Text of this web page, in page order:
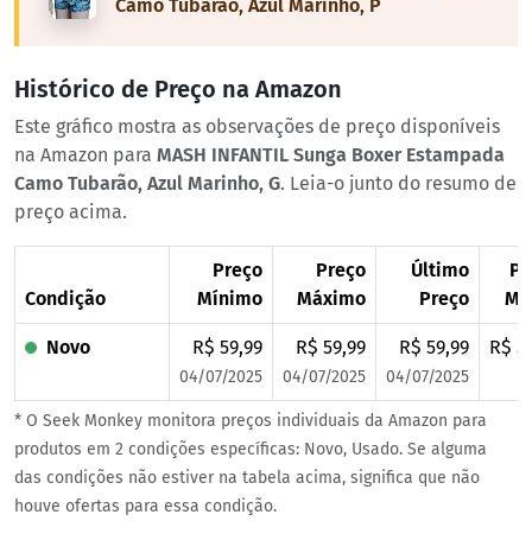
Camo Tubarão, Azul Marinho, P
Histórico de Preço na Amazon
Este gráfico mostra as observações de preço disponíveis
na Amazon para MASH INFANTIL Sunga Boxer Estampada
Camo Tubarão, Azul Marinho, G. Leia-o junto do resumo de
preço acima.
Condição
Preço
Mínimo
Preço
Máximo
Último
Preço
Novo R$ 59,99
04/07/2025
R$ 59,99
04/07/2025
R$ 59,99
04/07/2025
R$
* O Seek Monkey monitora preços individuais da Amazon para
produtos em 2 condições específicas: Novo, Usado. Se alguma
das condições não estiver na tabela acima, significa que não
houve ofertas para essa condição.